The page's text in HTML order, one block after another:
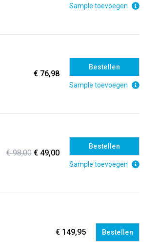
Sample toevoegen
€ 76,98
Bestellen
Sample toevoegen
€ 98,00 € 49,00
Bestellen
Sample toevoegen
€ 149,95 Bestellen